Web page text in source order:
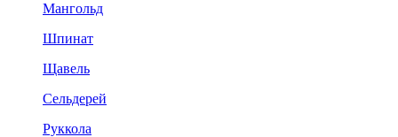
Мангольд
Шпинат
Щавель
Сельдерей
Руккола